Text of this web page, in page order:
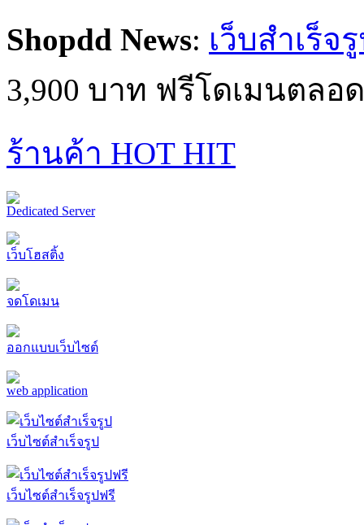
Shopdd News: เว็บสำเร็จ
3,900 บาท ฟรีโดเมนตลอ
ร้านค้า HOT HIT
Dedicated Server
เว็บโฮสติ้ง
จดโดเมน
ออกแบบเว็บไซต์
web application
เว็บไซต์สำเร็จรูป
เว็บไซต์สำเร็จรูปฟรี